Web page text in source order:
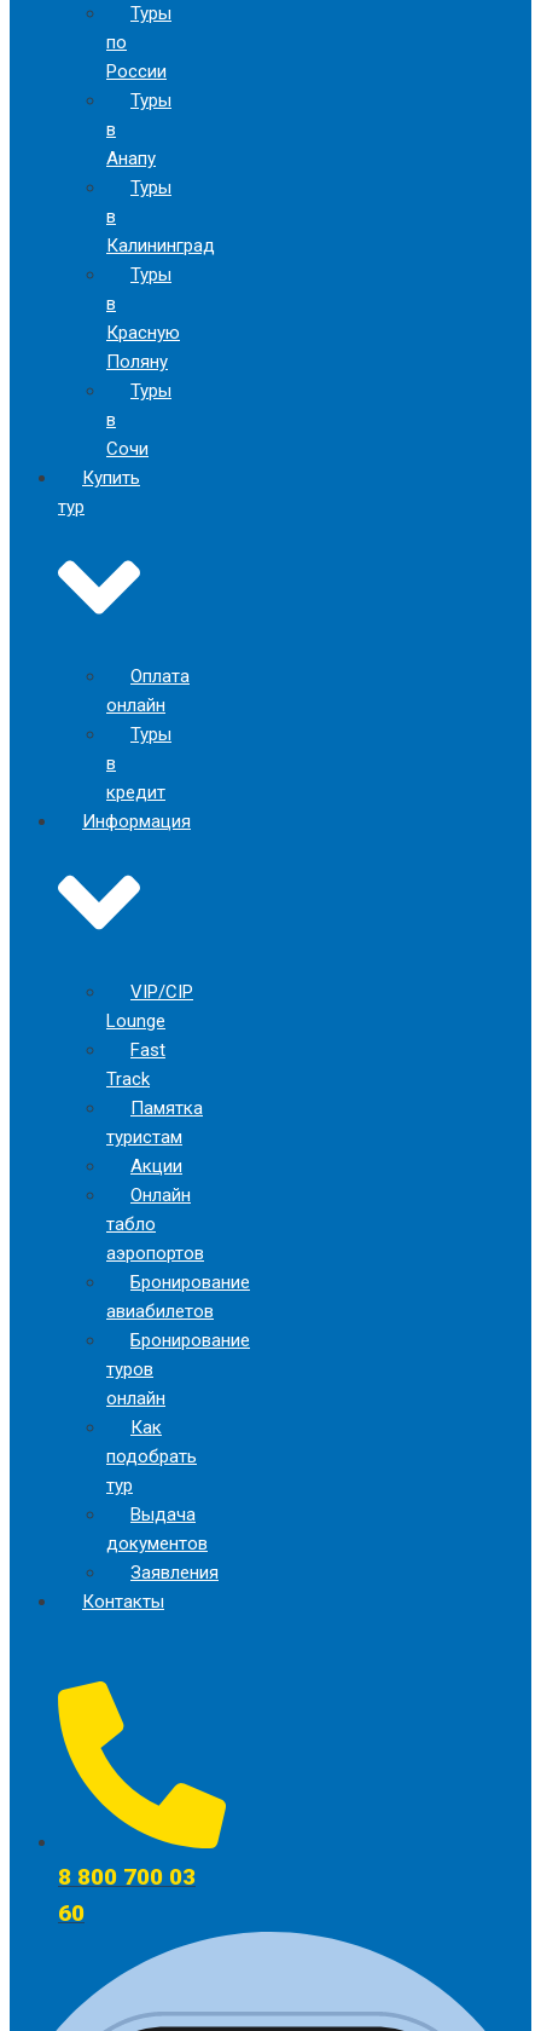
Туры
по
России
Туры
в
Анапу
Туры
в
Калининград
Туры
в
Красную
Поляну
Туры
в
Сочи
Купить
тур
Оплата
онлайн
Туры
в
кредит
Информация
VIP/CIP
Lounge
Fast
Track
Памятка
туристам
Акции
Онлайн
табло
аэропортов
Бронирование
авиабилетов
Бронирование
туров
онлайн
Как
подобрать
тур
Выдача
документов
Заявления
Контакты
8 800 700 03
60